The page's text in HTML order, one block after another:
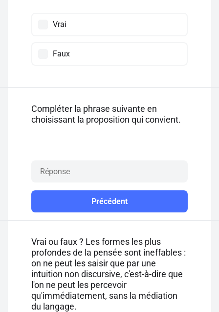
Vrai
Faux
Compléter la phrase suivante en
choisissant la proposition qui convient.
Précédent
Vrai ou faux ? Les formes les plus
profondes de la pensée sont ineffables :
on ne peut les saisir que par une
intuition non discursive, c'est-à-dire que
l'on ne peut les percevoir
qu'immédiatement, sans la médiation
du langage.